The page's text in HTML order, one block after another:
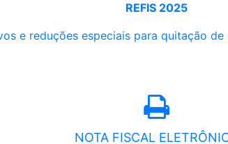
REFIS 2025
e reduções especiais para quitação
NOTA FISCAL